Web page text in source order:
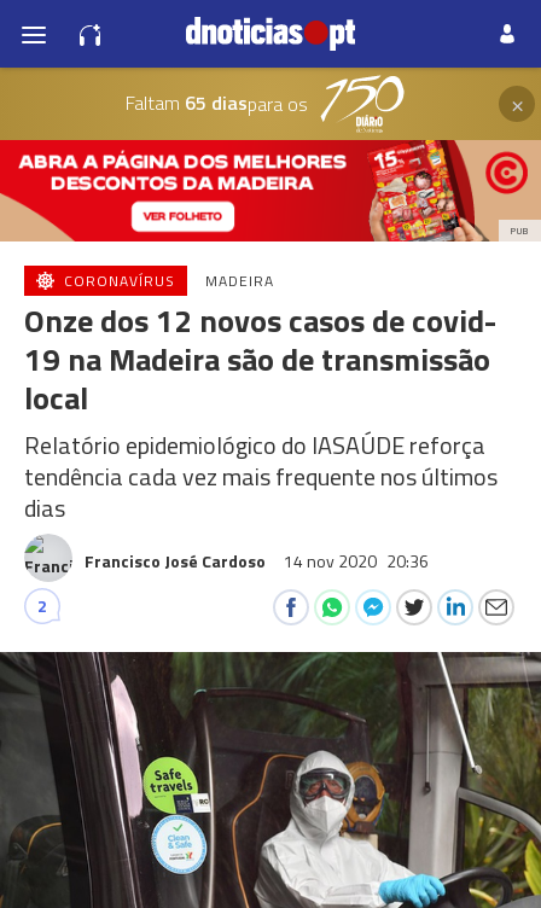
Faltam 65 diaspara os ×
PUB
CORONAVÍRUS MADEIRA
Onze dos 12 novos casos de covid-
19 na Madeira são de transmissão
local
Relatório epidemiológico do IASAÚDE reforça
tendência cada vez mais frequente nos últimos
dias
Francisco José Cardoso 14 nov 2020 20:36
2